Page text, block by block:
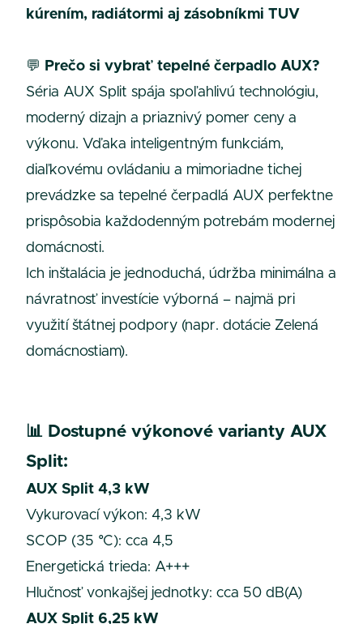
kúrením, radiátormi aj zásobníkmi TUV
💬
Prečo si vybrať tepelné čerpadlo AUX?
Séria AUX Split spája spoľahlivú technológiu,
moderný dizajn a priaznivý pomer ceny a
výkonu. Vďaka inteligentným funkciám,
diaľkovému ovládaniu a mimoriadne tichej
prevádzke sa tepelné čerpadlá AUX perfektne
prispôsobia každodenným potrebám modernej
domácnosti.
Ich inštalácia je jednoduchá, údržba minimálna a
návratnosť investície výborná – najmä pri
využití štátnej podpory (napr. dotácie Zelená
domácnostiam).
📊 Dostupné výkonové varianty AUX
Split:
AUX Split 4,3 kW
Vykurovací výkon: 4,3 kW
SCOP (35 °C): cca 4,5
Energetická trieda: A+++
Hlučnosť vonkajšej jednotky: cca 50 dB(A)
AUX Split 6,25 kW